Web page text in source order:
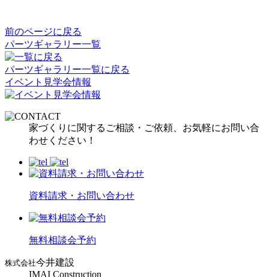
前のページに戻る
パーツギャラリー一覧
パーツギャラリー一覧に戻る
イベント見学会情報
家づくりに関するご相談・ご依頼、お気軽にお問い合
わせください！
資料請求・お問い合わせ
無料相談会予約
株式会社今井建設
IMAI Construction